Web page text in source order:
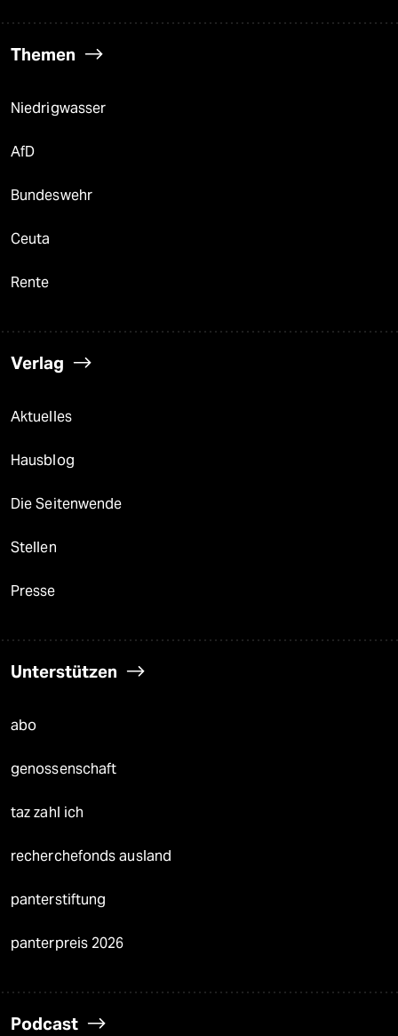
Themen
Niedrigwasser
AfD
Bundeswehr
Ceuta
Rente
Verlag
Aktuelles
Hausblog
Die Seitenwende
Stellen
Presse
Unterstützen
abo
genossenschaft
taz zahl ich
recherchefonds ausland
panterstiftung
panterpreis 2026
Podcast